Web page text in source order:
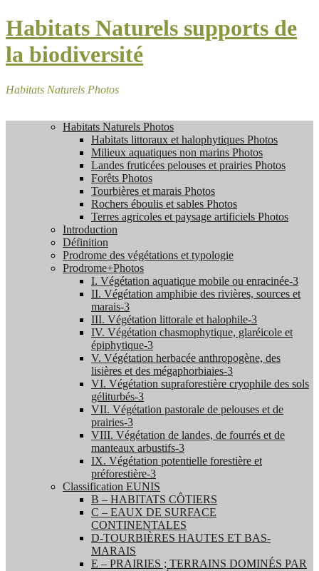
Habitats Naturels supports de
la biodiversité
Habitats Naturels Photos
Habitats Naturels Photos
Habitats littoraux et halophytiques Photos
Milieux aquatiques non marins Photos
Landes fruticées pelouses et prairies Photos
Forêts Photos
Tourbières et marais Photos
Rochers éboulis et sables Photos
Terres agricoles et paysage artificiels Photos
Introduction
Définition
Prodrome des végétations et typologie
Prodrome+Photos
I. Végétation aquatique mobile ou enracinée-3
II. Végétation amphibie des rivières, sources et
marais-3
III. Végétation littorale et halophile-3
IV. Végétation chasmophytique, glaréicole et
épiphytique-3
V. Végétation herbacée anthropogène, des
lisières et des mégaphorbiaies-3
VI. Végétation supraforestière cryophile des sols
géliturbés-3
VII. Végétation pastorale de pelouses et de
prairies-3
VIII. Végétation de landes, de fourrés et de
manteaux arbustifs-3
IX. Végétation potentielle forestière et
préforestière-3
Classification EUNIS
B – HABITATS CÔTIERS
C – EAUX DE SURFACE
CONTINENTALES
D-TOURBIÈRES HAUTES ET BAS-
MARAIS
E – PRAIRIES ; TERRAINS DOMINÉS PAR